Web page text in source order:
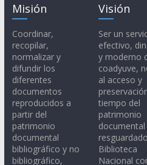
Misión
Coordinar,
recopilar,
normalizar y
difundir los
diferentes
documentos
reproducidos a
partir del
patrimonio
documental
bibliográfico y no
bibliográfico,
Visión
Ser un
efectivo,
y moderno
coadyuve,
al acceso y
tiempo del
patrimonio
documental
Biblioteca
Nacional